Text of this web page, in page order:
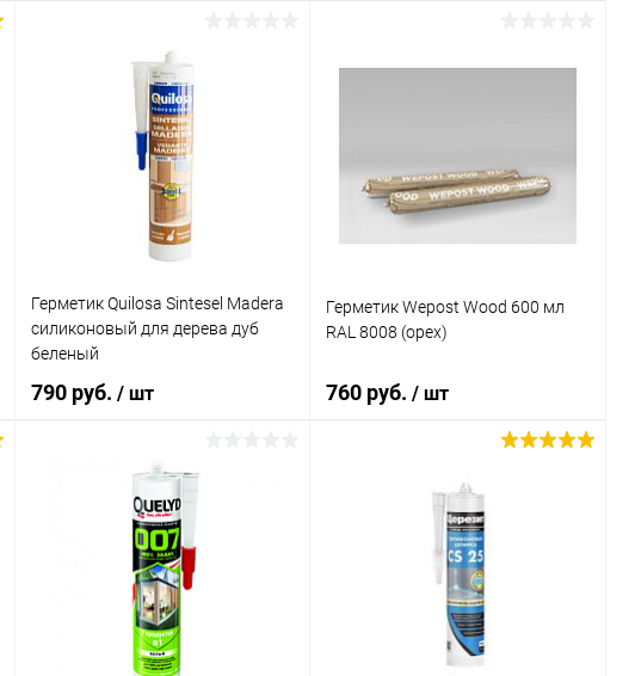
В корзину
Купить в 1 клик
В избранное
В корзину
В избранное В наличии
Герметик Quilosa Sintesel Madera
силиконовый для дерева дуб
беленый
790 руб. / шт
В корзину
Купить в 1 клик
В избранное
Герметик Wepost Wood 600 мл
RAL 8008 (орех)
760 руб./ шт
В корзину
Купить в 1 клик